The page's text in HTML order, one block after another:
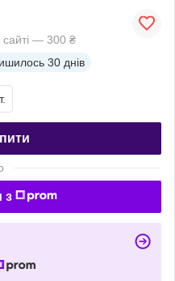
сайті — 300 ₴
30 днів
з